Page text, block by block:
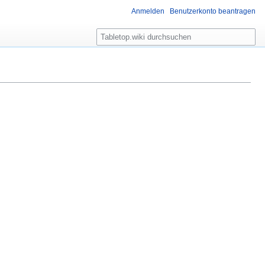
Anmelden Benutzerkonto beantragen
S
u
e